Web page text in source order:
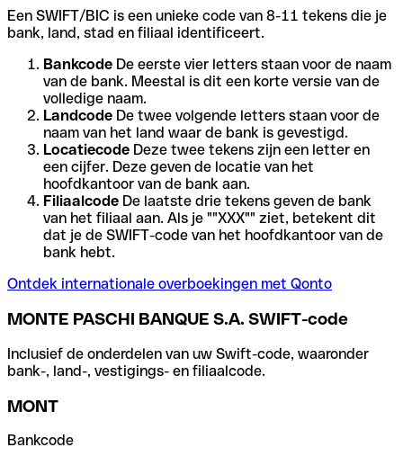
Een SWIFT/BIC is een unieke code van 8-11 tekens die je
bank, land, stad en filiaal identificeert.
Bankcode De eerste vier letters staan voor de naam
van de bank. Meestal is dit een korte versie van de
volledige naam.
Landcode De twee volgende letters staan voor de
naam van het land waar de bank is gevestigd.
Locatiecode Deze twee tekens zijn een letter en
een cijfer. Deze geven de locatie van het
hoofdkantoor van de bank aan.
Filiaalcode De laatste drie tekens geven de bank
van het filiaal aan. Als je ""XXX"" ziet, betekent dit
dat je de SWIFT-code van het hoofdkantoor van de
bank hebt.
Ontdek internationale overboekingen met Qonto
MONTE PASCHI BANQUE S.A. SWIFT-code
Inclusief de onderdelen van uw Swift-code, waaronder
bank-, land-, vestigings- en filiaalcode.
MONT
Bankcode